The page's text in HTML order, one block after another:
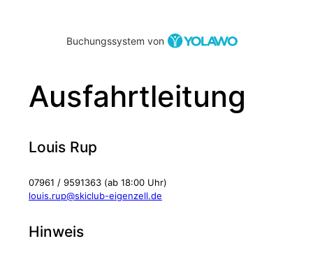
Buchungssystem von
Ausfahrtleitung
Louis Rup
07961 / 9591363 (ab 18:00 Uhr)
louis.rup@skiclub-eigenzell.de
Hinweis